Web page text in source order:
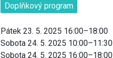
Doplňkový program
Pátek 23. 5. 2025 16:00–18:00
Sobota 24. 5. 2025 10:00–11:30
Sobota 24. 5. 2025 16:00–18:00